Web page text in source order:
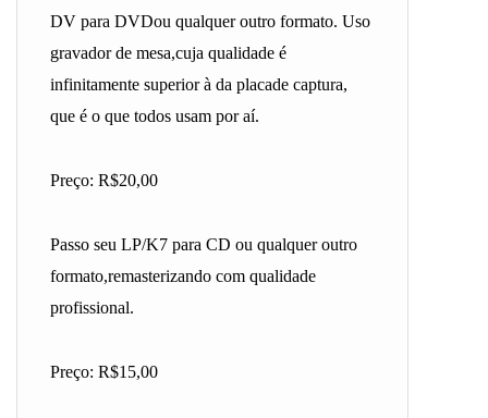
DV para DVDou qualquer outro formato. Uso
gravador de mesa,cuja qualidade é
infinitamente superior à da placade captura,
que é o que todos usam por aí.
Preço: R$20,00
Passo seu LP/K7 para CD ou qualquer outro
formato,remasterizando com qualidade
profissional.
Preço: R$15,00